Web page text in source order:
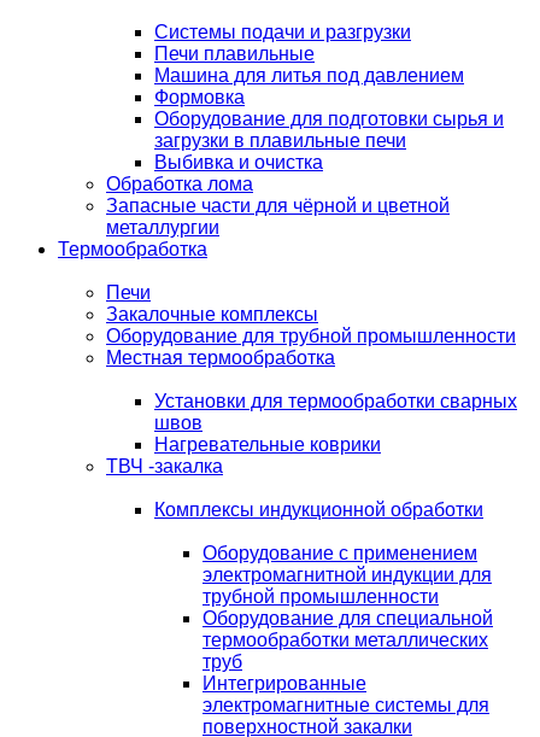
Системы подачи и разгрузки
Печи плавильные
Машина для литья под давлением
Формовка
Оборудование для подготовки сырья и
загрузки в плавильные печи
Выбивка и очистка
Обработка лома
Запасные части для чёрной и цветной
металлургии
Термообработка
Печи
Закалочные комплексы
Оборудование для трубной промышленности
Местная термообработка
Установки для термообработки сварных
швов
Нагревательные коврики
ТВЧ -закалка
Комплексы индукционной обработки
Оборудование с применением
электромагнитной индукции для
трубной промышленности
Оборудование для специальной
термообработки металлических
труб
Интегрированные
электромагнитные системы для
поверхностной закалки